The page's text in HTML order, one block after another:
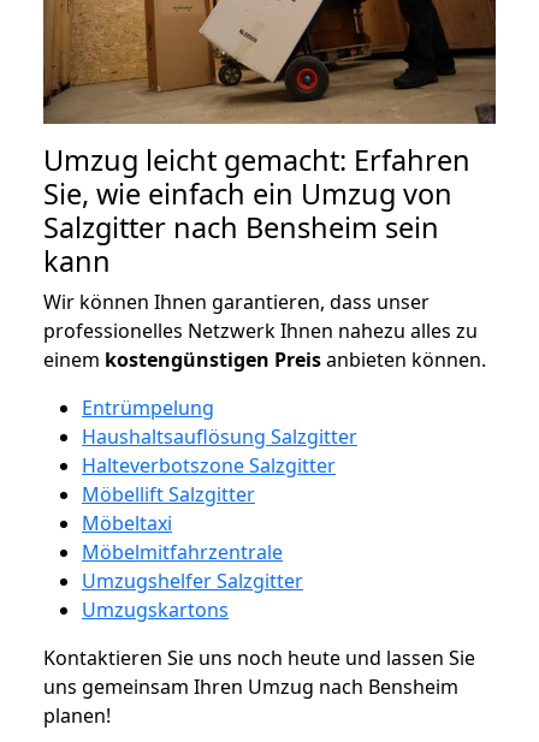
Umzug leicht gemacht: Erfahren
Sie, wie einfach ein Umzug von
Salzgitter nach Bensheim sein
kann
Wir können Ihnen garantieren, dass unser
professionelles Netzwerk Ihnen nahezu alles zu
einem kostengünstigen Preisanbieten können.
Entrümpelung
Haushaltsauflösung Salzgitter
Halteverbotszone Salzgitter
Möbellift Salzgitter
Möbeltaxi
Möbelmitfahrzentrale
Umzugshelfer Salzgitter
Umzugskartons
Kontaktieren Sie uns noch heute und lassen Sie
uns gemeinsam Ihren Umzug nach Bensheim
planen!